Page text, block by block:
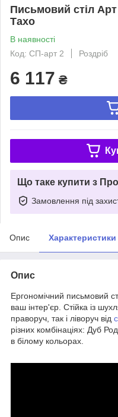
Письмовий стіл
Тахо
В наявності
Код: СП-арт 2
Роздріб
6 117 ₴
Що таке купити з
Замовлення під
Опис Характеристики
Опис
Ергономічний письмовий
ваш інтер'єр. Стійка із
праворуч, так і ліворуч від
різних комбінаціях: Дуб
в білому кольорах.